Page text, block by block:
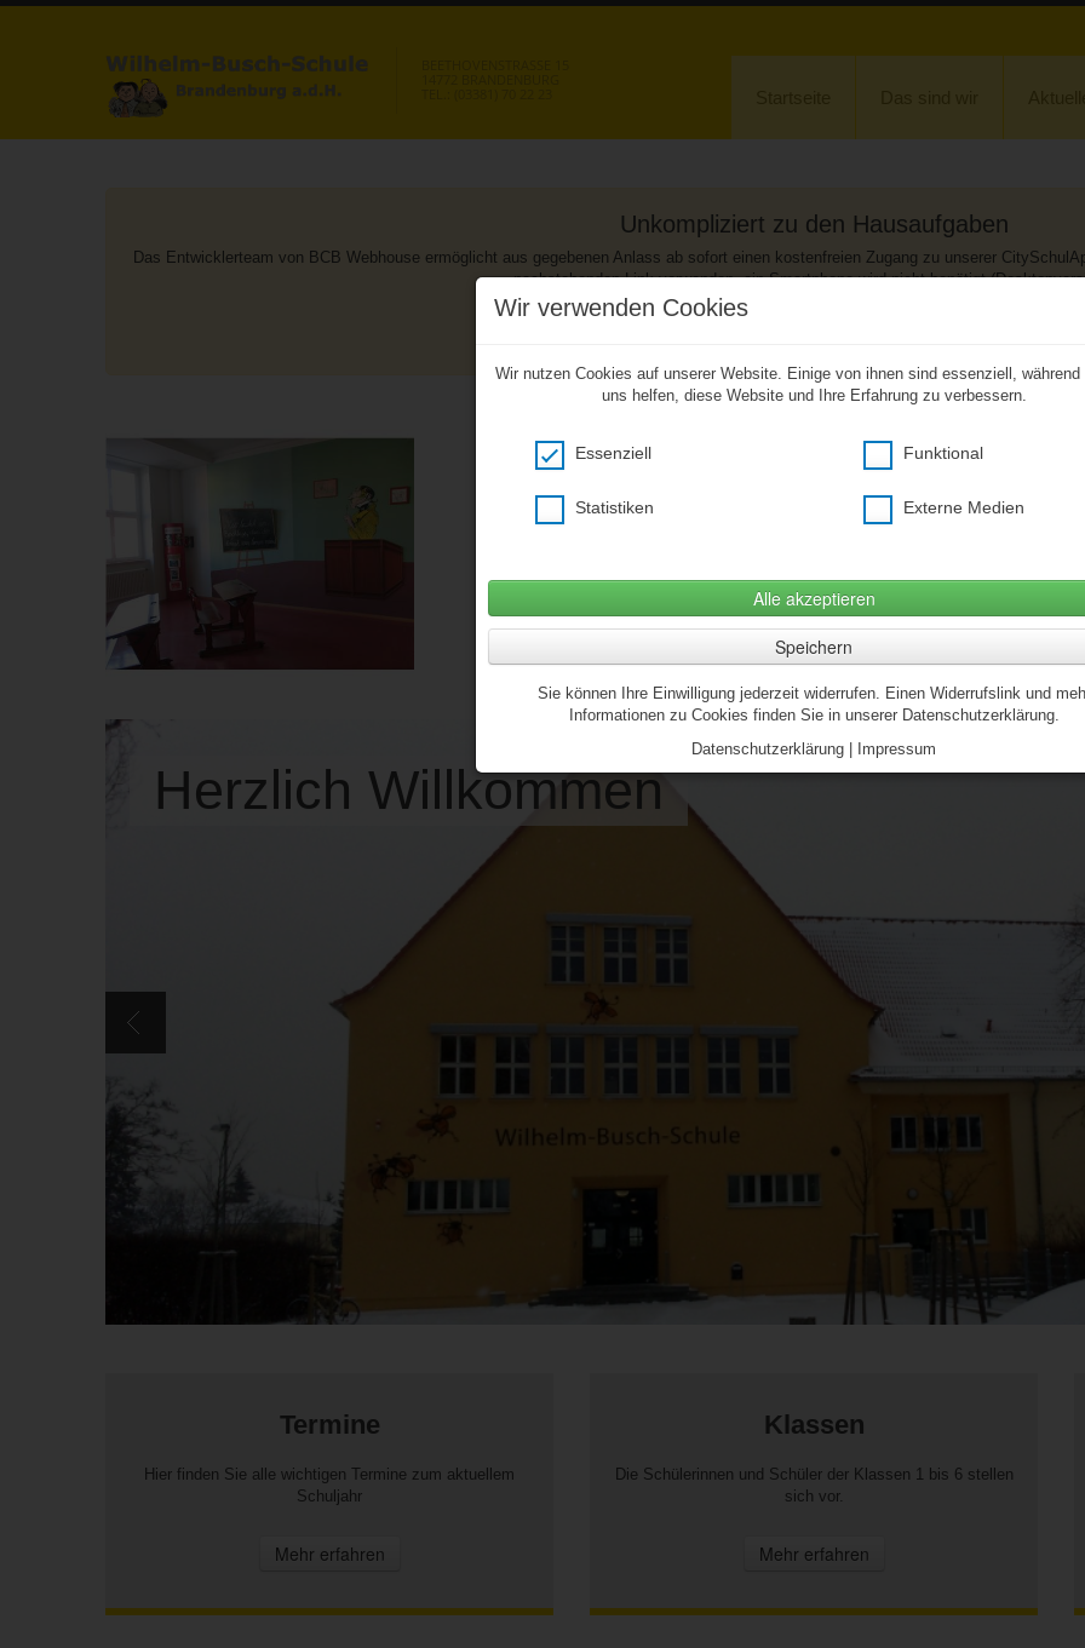
Unkompliziert zu den Hausaufgaben
Das Entwicklerteam von BCB Webhouse ermöglicht aus gegebenen Anlass ab sofort einen kostenfreien Zugang zu unserer
nachstehenden Link verwenden, ein Smartphone wird nicht benötigt
Wilhelm - Busch - Schule
Tel.: (03381) 70 22 23
Fax: (03381) 73 00 631
Herzlich Willkommen
Termine
Hier finden Sie alle wichtigen Termine zum aktuellem
Schuljahr
Mehr erfahren
Klassen
Die Schülerinnen und Schüler der Klassen 1 bis 6 stellen
sich vor.
Mehr erfahren
Wir verwenden Cookies
Wir nutzen Cookies auf unserer Website. Einige von ihnen sind essenziell, während
uns helfen, diese Website und Ihre Erfahrung zu verbessern.
Essenziell Funktional
Statistiken Externe Medien
Alle akzeptieren
Speichern
Sie können Ihre Einwilligung jederzeit widerrufen. Einen Widerrufslink und
Informationen zu Cookies finden Sie in unserer Datenschutzerklärung.
Datenschutzerklärung | Impressum